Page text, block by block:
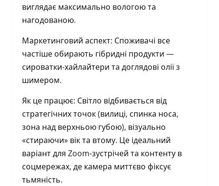
виглядає максимально вологою та
нагодованою.
Маркетинговий аспект: Споживачі все
частіше обирають гібридні продукти —
сироватки-хайлайтери та доглядові олії з
шимером.
Як це працює: Світло відбивається від
стратегічних точок (вилиці, спинка носа,
зона над верхньою губою), візуально
«стираючи» вік та втому. Це ідеальний
варіант для Zoom-зустрічей та контенту в
соцмережах, де камера миттєво фіксує
тьмяність.